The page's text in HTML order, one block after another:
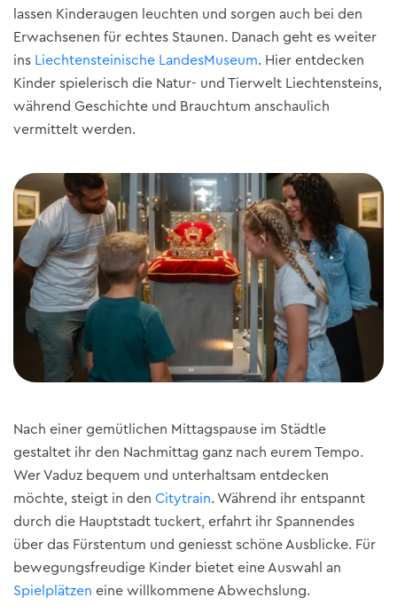
lassen Kinderaugen leuchten und sorgen auch bei den
Erwachsenen für echtes Staunen. Danach geht es weiter
ins Liechtensteinische LandesMuseum. Hier entdecken
Kinder spielerisch die Natur- und Tierwelt Liechtensteins,
während Geschichte und Brauchtum anschaulich
vermittelt werden.
Nach einer gemütlichen Mittagspause im Städtle
gestaltet ihr den Nachmittag ganz nach eurem Tempo.
Wer Vaduz bequem und unterhaltsam entdecken
möchte, steigt in den Citytrain. Während ihr entspannt
durch die Hauptstadt tuckert, erfahrt ihr Spannendes
über das Fürstentum und geniesst schöne Ausblicke. Für
bewegungsfreudige Kinder bietet eine Auswahl an
Spielplätzen eine willkommene Abwechslung.